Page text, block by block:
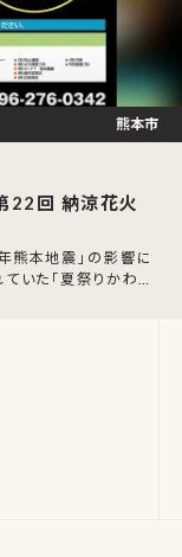
22回 納涼花火
熊本地震」の影響に
いた「夏祭りかわち
熊本市